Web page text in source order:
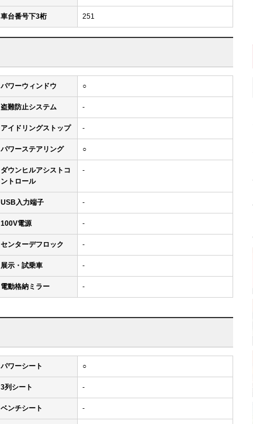
車台番号下3桁 251
パワーウィンドウ ○
盗難防止システム -
アイドリングストップ -
パワーステアリング ○
ダウンヒルアシストコ
ントロール
-
USB入力端子 -
100V電源 -
センターデフロック -
展示・試乗車 -
電動格納ミラー -
パワーシート ○
3列シート -
ベンチシート -